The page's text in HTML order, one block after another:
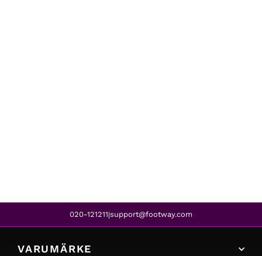
020-121211|support@footway.com
VARUMÄRKE